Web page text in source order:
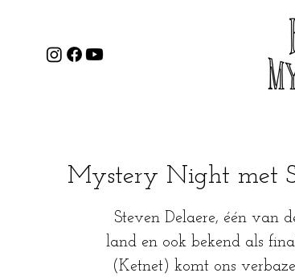
Mystery Night met
Steven Delaere, één van
land en ook bekend als
(Ketnet) komt ons